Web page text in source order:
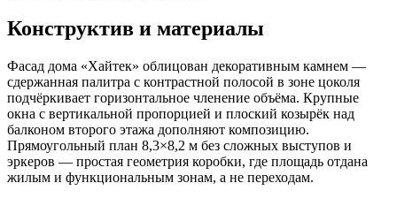
Конструктив и материалы
Фасад дома «Хайтек» облицован декоративным камнем —
сдержанная палитра с контрастной полосой в зоне цоколя
подчёркивает горизонтальное членение объёма. Крупные
окна с вертикальной пропорцией и плоский козырёк над
балконом второго этажа дополняют композицию.
Прямоугольный план 8,3×8,2 м без сложных выступов и
эркеров — простая геометрия коробки, где площадь отдана
жилым и функциональным зонам, а не переходам.